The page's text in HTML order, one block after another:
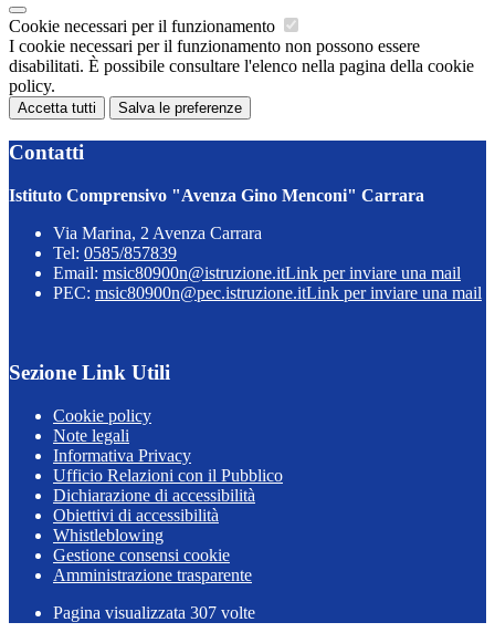
Cookie necessari per il funzionamento
I cookie necessari per il funzionamento non possono essere
disabilitati. È possibile consultare l'elenco nella pagina della cookie
policy.
Accetta tutti Salva le preferenze
Contatti
Istituto Comprensivo "Avenza Gino Menconi" Carrara
Via Marina, 2 Avenza Carrara
Tel: 0585/857839
Email: msic80900n@istruzione.itLink per inviare una mail
PEC: msic80900n@pec.istruzione.itLink per inviare una mail
Sezione Link Utili
Cookie policy
Note legali
Informativa Privacy
Ufficio Relazioni con il Pubblico
Dichiarazione di accessibilità
Obiettivi di accessibilità
Whistleblowing
Gestione consensi cookie
Amministrazione trasparente
Pagina visualizzata 307 volte